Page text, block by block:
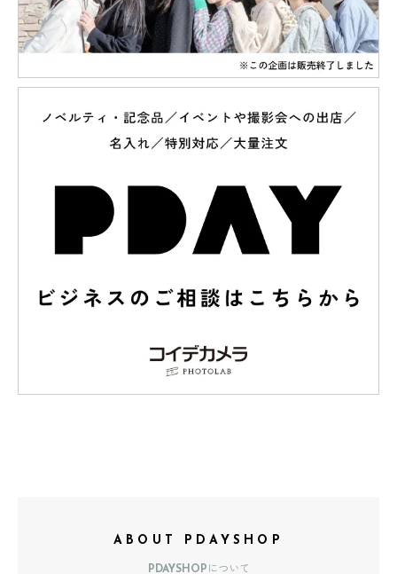
ABOUT PDAYSHOP
PDAYSHOPについて